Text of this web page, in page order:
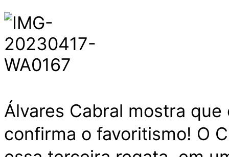
Álvares Cabral mostra
confirma o favoritismo! O